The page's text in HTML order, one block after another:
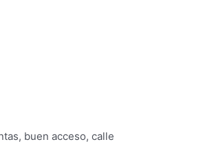
buen acceso, calle